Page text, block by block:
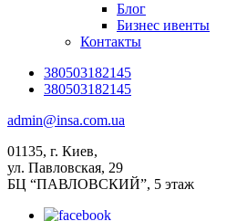
Блог
Бизнес ивенты
Контакты
380503182145
380503182145
admin@insa.com.ua
01135, г. Киев,
ул. Павловская, 29
БЦ “ПАВЛОВСКИЙ”, 5 этаж